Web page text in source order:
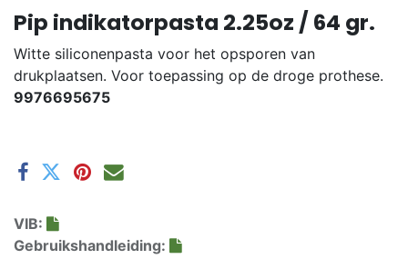
Pip indikatorpasta 2.25oz / 64 gr.
Witte siliconenpasta voor het opsporen van
drukplaatsen. Voor toepassing op de droge prothese.
9976695675
VIB:
Gebruikshandleiding: